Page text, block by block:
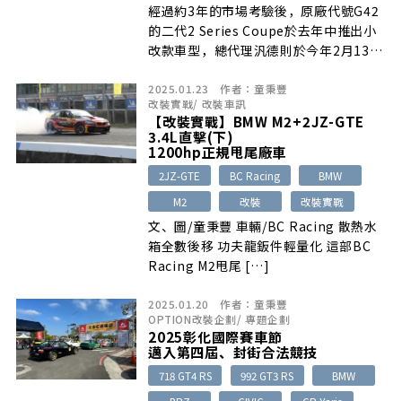
經過約3年的市場考驗後，原廠代號G42
的二代2 Series Coupe於去年中推出小
改款車型，總代理汎德則於今年2月13日
2025.01.23 作者： 童秉豐
改裝實戰/ 改裝車訊
【改裝實戰】BMW M2+2JZ-GTE
3.4L直擊(下)
1200hp正規甩尾廠車
2JZ-GTE BC Racing
BMW
M2
改裝 改裝實戰
文、圖/童秉豐 車輛/BC Racing 散熱水
箱全數後移 功夫龍鈑件輕量化 這部BC
Racing M2甩尾 […]
2025.01.20 作者： 童秉豐
OPTION改裝企劃/專題企劃
2025彰化國際賽車節
邁入第四屆、封街合法競技
718 GT4 RS 992 GT3 RS
BMW